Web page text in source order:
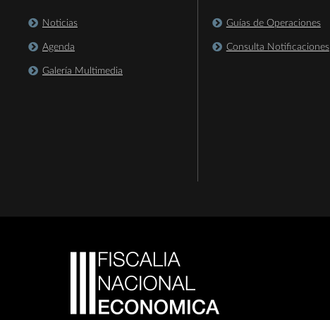
Noticias
Agenda
Galería Multimedia
Guías de Operaciones
Consulta Notificaciones